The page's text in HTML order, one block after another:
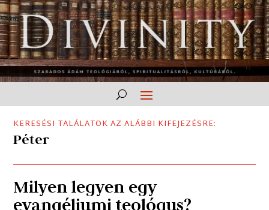
KERESÉSI TALÁLATOK AZ ALÁBBI KIFEJEZÉSRE:
Péter
Milyen legyen egy
evangéliumi teológus?